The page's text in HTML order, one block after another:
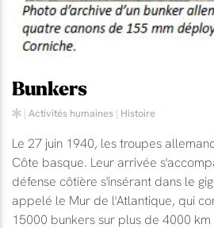
Bunkers
| Activités humaines | Histoire
Le 27 juin 1940, les troupes
Côte basque. Leur arrivée
défense côtière s'insérant dans le
appelé le Mur de l'Atlantique, qui
15000 bunkers sur plus de 4000